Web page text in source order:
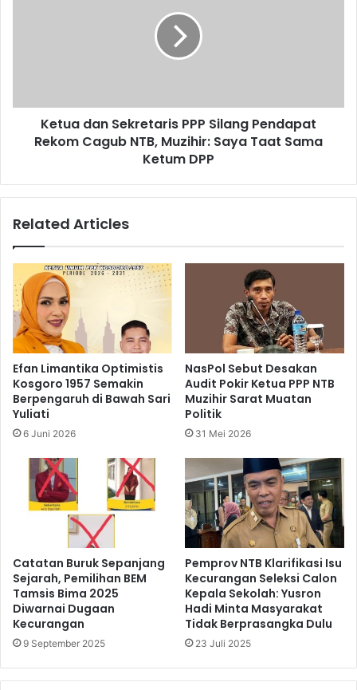
Ketua dan Sekretaris PPP Silang Pendapat
Rekom Cagub NTB, Muzihir: Saya Taat Sama
Ketum DPP
Related Articles
Efan Limantika Optimistis
Kosgoro 1957 Semakin
Berpengaruh di Bawah Sari
Yuliati
6 Juni 2026
NasPol Sebut Desakan
Audit Pokir Ketua PPP NTB
Muzihir Sarat Muatan
Politik
31 Mei 2026
Catatan Buruk Sepanjang
Sejarah, Pemilihan BEM
Tamsis Bima 2025
Diwarnai Dugaan
Kecurangan
9 September 2025
Pemprov NTB Klarifikasi Isu
Kecurangan Seleksi Calon
Kepala Sekolah: Yusron
Hadi Minta Masyarakat
Tidak Berprasangka Dulu
23 Juli 2025